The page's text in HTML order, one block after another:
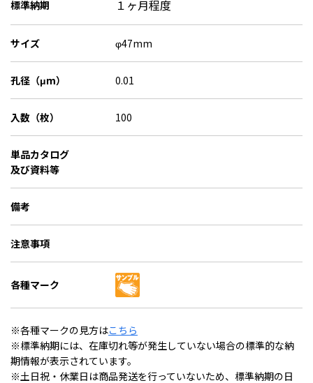
標準納期 １ヶ月程度
サイズ φ47mm
孔径（μm） 0.01
入数（枚） 100
単品カタログ
及び資料等
備考
注意事項
各種マーク
※各種マークの見方はこちら
※標準納期には、在庫切れ等が発生していない場合の標準的な納
期情報が表示されています。
※土日祝・休業日は商品発送を行っていないため、標準納期の日